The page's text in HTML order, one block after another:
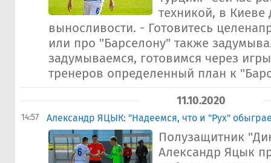
техникой, в Киеве
выносливости. - Готовитесь
или про "Барселону" также
задумываемся, готовимся через
тренеров определенный план к
11.10.2020
14:57 Александр ЯЦЫК: "Надеемся, что и "Рух"
Полузащитник
Александр Яцык